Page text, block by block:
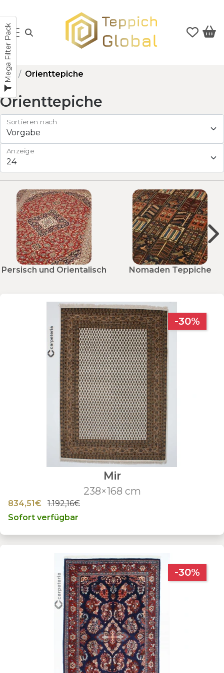
Mega Filter Pack Orienttepiche
Orienttepiche
Sortieren nach
Anzeige
Persisch und Orientalisch Nomaden Teppiche
-30%
Mir
238×168 cm
834,51€
1.192,16€
Sofort verfügbar
-30%